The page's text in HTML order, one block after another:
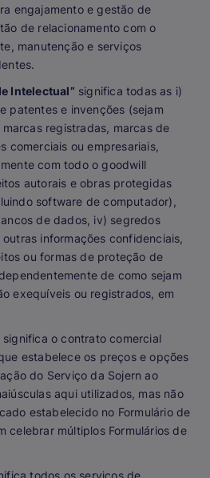
engajamento e gestão de
de relacionamento com o
manutenção e serviços
Intelectual” significa todas as i)
patentes e invenções (sejam
registradas, marcas de
comerciais ou empresariais,
com todo o goodwill
autorais e obras protegidas
software de computador),
de dados, iv) segredos
informações confidenciais,
ou formas de proteção de
de como sejam
exequíveis ou registrados, em
significa o contrato comercial
estabelece os preços e opções
do Serviço da Sojern ao
aqui utilizados, mas não
estabelecido no Formulário de
celebrar múltiplos Formulários de
todos os serviços de